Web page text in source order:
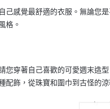
己感覺最舒適的衣服。無論您
格。
您穿著自己喜歡的可愛週末造
配飾，從珠寶和圍巾到古怪的